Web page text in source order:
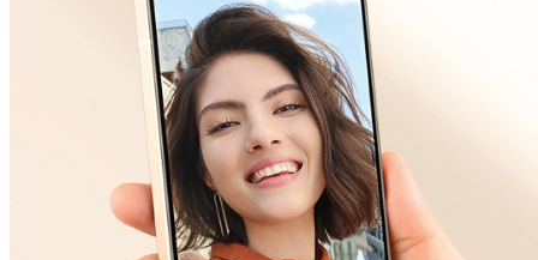
Kyrgyzstan | Выберите страну/регион